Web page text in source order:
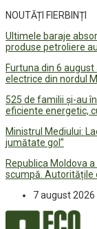
NOUTĂȚI FIERBINȚI
Ultimele baraje
produse petroliere
Furtuna din 6
electrice din nordul
525 de familii și-au
eficiente energetic,
Ministrul Mediului:
jumătate gol”
Republica Moldova
scumpă. Autoritățile
7 august 2026